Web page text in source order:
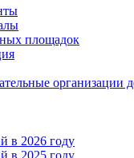
площадок
организации
в 2026 году
в 2025 году